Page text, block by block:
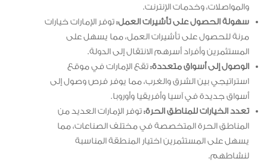
والمواصلات، وخدمات الإنترنت.
سهولة الحصول على تأشيرات العمل:توفر الإمارات خيارات
مرنة للحصول على تأشيرات العمل، مما يسهل على
المستثمرين وأفراد أسرهم الانتقال إلى الدولة.
الوصول إلى أسواق متعددة:تقع الإمارات في موقع
استراتيجي بين الشرق والغرب، مما يوفر فرص وصول إلى
أسواق جديدة في آسيا وأفريقيا وأوروبا.
تعدد الخيارات للمناطق الحرة:توفر الإمارات العديد من
المناطق الحرة المتخصصة في مختلف الصناعات، مما
يسهل على المستثمرين اختيار المنطقة المناسبة
لنشاطهم.